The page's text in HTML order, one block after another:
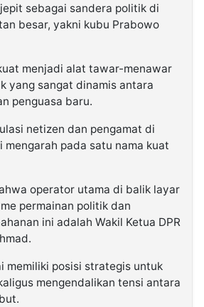
sebagai sandera politik di
besar, yakni kubu Prabowo
menjadi alat tawar-menawar
yang sangat dinamis antara
penguasa baru.
netizen dan pengamat di
mengarah pada satu nama kuat
operator utama di balik layar
permainan politik dan
ini adalah Wakil Ketua DPR
memiliki posisi strategis untuk
mengendalikan tensi antara